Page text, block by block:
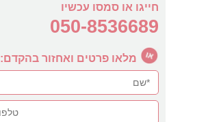
חייגו או סמסו עכשיו
050-8536689
מלאו פרטים ואחזור בהקדם: